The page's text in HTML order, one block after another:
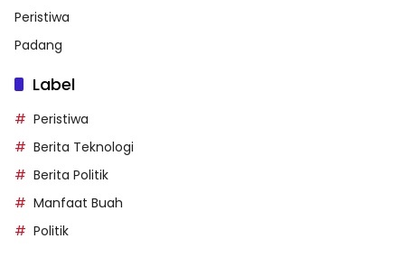
Peristiwa
Padang
Label
Peristiwa
Berita Teknologi
Berita Politik
Manfaat Buah
Politik